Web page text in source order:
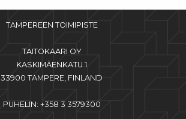
TAMPEREEN TOIMIPISTE
TAITOKAARI OY
KASKIMÄENKATU 1
33900 TAMPERE, FINLAND
PUHELIN: +358 3 3579300